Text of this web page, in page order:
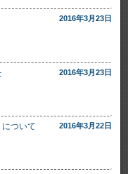
2016年3月23日
2016年3月23日
ついて 2016年3月22日